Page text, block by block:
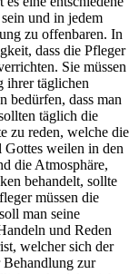
und in jedem
zu offenbaren. In
dass die Pfleger
Sie müssen
ihrer täglichen
bedürfen, dass man
täglich die
zu reden, welche die
weilen in den
die Atmosphäre,
behandelt, sollte
müssen die
man seine
und Reden
welcher sich der
zur